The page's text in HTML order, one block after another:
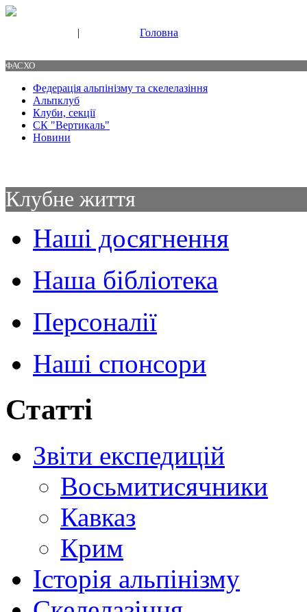
| Головна
ФАСХО
Федерація альпінізму та скелелазіння
Альпклуб
Клуби, секції
СК "Вертикаль"
Новини
Клубне життя
Наші досягнення
Наша бібліотека
Персоналії
Наші спонсори
Статті
Звіти експедицій
Восьмитисячники
Кавказ
Крим
Історія альпінізму